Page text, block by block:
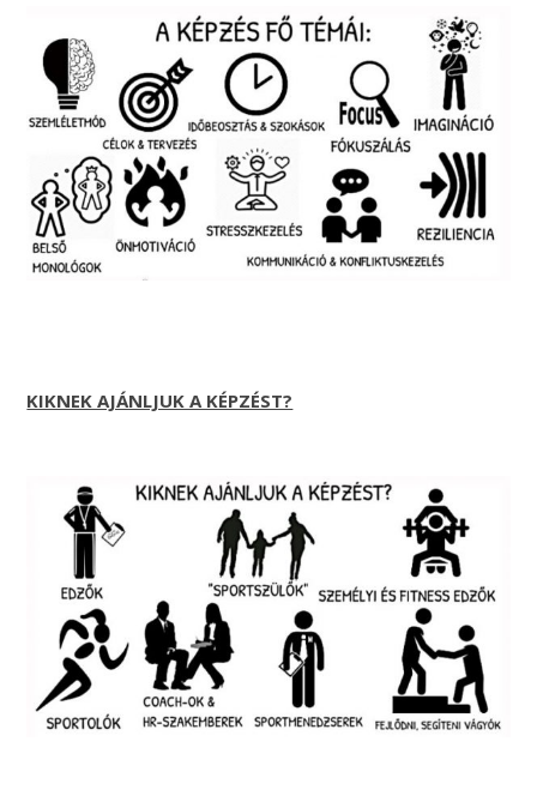
KIKNEK AJÁNLJUK A KÉPZÉST?